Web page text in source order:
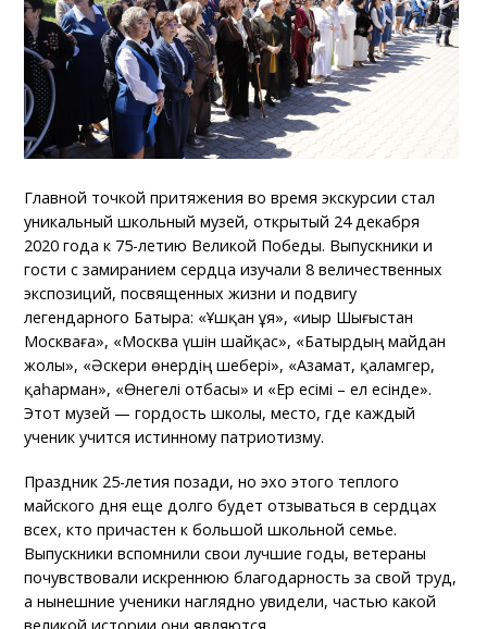
Главной точкой притяжения во время экскурсии стал
уникальный школьный музей, открытый 24 декабря
2020 года к 75-летию Великой Победы. Выпускники и
гости с замиранием сердца изучали 8 величественных
экспозиций, посвященных жизни и подвигу
легендарного Батыра: «Ұшқан ұя», «Қиыр Шығыстан
Москваға», «Москва үшін шайқас», «Батырдың майдан
жолы», «Әскери өнердің шебері», «Азамат, қаламгер,
қаһарман», «Өнегелі отбасы» и «Ер есімі – ел есінде».
Этот музей — гордость школы, место, где каждый
ученик учится истинному патриотизму.
Праздник 25-летия позади, но эхо этого теплого
майского дня еще долго будет отзываться в сердцах
всех, кто причастен к большой школьной семье.
Выпускники вспомнили свои лучшие годы, ветераны
почувствовали искреннюю благодарность за свой труд,
а нынешние ученики наглядно увидели, частью какой